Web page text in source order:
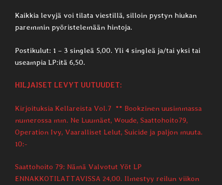
Kaikkia levyjä voi tilata viestillä, silloin pystyn hiukan
paremmin pyöristelemään hintoja.
Postikulut: 1 – 3 singleä 5,00. Yli 4 singleä ja/tai yksi tai
useampia LP:itä 6,50.
HILJAISET LEVYT UUTUUDET:
Kirjoituksia Kellareista Vol.7 ** Bookzinen uusimmassa
numerossa mm. Ne Luumäet, Woude, Saattohoito79,
Operation Ivy, Vaaralliset Lelut, Suicide ja paljon muuta.
10:-
Saattohoito 79: Nämä Valvotut Yöt LP
ENNAKKOTILATTAVISSA 24,00. Ilmestyy reilun viikon